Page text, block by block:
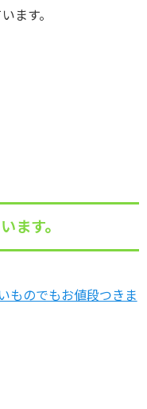
ます。
ます。
ものでもお値段つきま